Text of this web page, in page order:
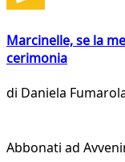
Marcinelle, se la
cerimonia
di Daniela
Abbonati ad